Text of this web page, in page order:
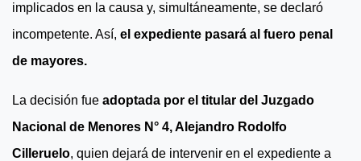
implicados en la causa y, simultáneamente, se declaró
incompetente. Así, el expediente pasará al fuero penal
de mayores.
La decisión fue adoptada por el titular del Juzgado
Nacional de Menores N° 4, Alejandro Rodolfo
Cilleruelo, quien dejará de intervenir en el expediente a